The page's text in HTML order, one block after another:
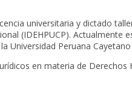
universitaria y dictado
(IDEHPUCP). Actualmente
Universidad Peruana Cayetano
en materia de Derechos